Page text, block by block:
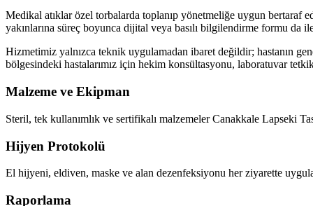
Medikal atıklar özel torbalarda toplanıp yönetmeliğe uygun bertaraf
yakınlarına süreç boyunca dijital veya basılı bilgilendirme formu da
Hizmetimiz yalnızca teknik uygulamadan ibaret değildir; hastanın
bölgesindeki hastalarımız için hekim konsültasyonu, laboratuvar
Malzeme ve Ekipman
Steril, tek kullanımlık ve sertifikalı malzemeler Canakkale Lapseki
Hijyen Protokolü
El hijyeni, eldiven, maske ve alan dezenfeksiyonu her ziyarette
Raporlama